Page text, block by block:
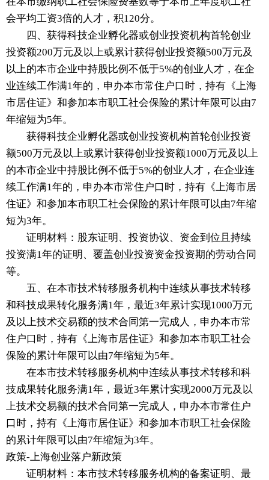
会平均工资3倍的人才，积120分。
四、获得科技企业孵化器或创业投资机构首轮创业
投资额200万元及以上或累计获得创业投资额500万元及
以上的本市企业中持股比例不低于5%的创业人才，在企
业连续工作满1年的，申办本市常住户口时，持有《上海
市居住证》和参加本市职工社会保险的累计年限可以由7
年缩短为5年。
获得科技企业孵化器或创业投资机构首轮创业投资
额500万元及以上或累计获得创业投资额1000万元及以上
的本市企业中持股比例不低于5%的创业人才，在企业连
续工作满1年的，申办本市常住户口时，持有《上海市居
住证》和参加本市职工社会保险的累计年限可以由7年缩
短为3年。
证明材料：股东证明、投资协议、资金到位且持续
投资满1年的证明、覆盖创业投资资金投资期的劳动合同
等。
五、在本市技术转移服务机构中连续从事技术转移
和科技成果转化服务满1年，最近3年累计实现1000万元
及以上技术交易额的技术合同第一完成人，申办本市常
住户口时，持有《上海市居住证》和参加本市职工社会
保险的累计年限可以由7年缩短为5年。
在本市技术转移服务机构中连续从事技术转移和科
技成果转化服务满1年，最近3年累计实现2000万元及以
上技术交易额的技术合同第一完成人，申办本市常住户
口时，持有《上海市居住证》和参加本市职工社会保险
的累计年限可以由7年缩短为3年。
政策-上海创业落户新政策
证明材料：本市技术转移服务机构的备案证明、最